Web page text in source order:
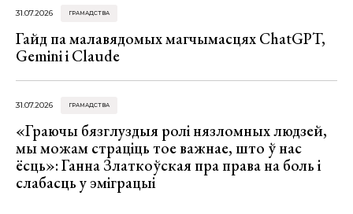
31.07.2026 ГРАМАДСТВА
Гайд па малавядомых магчымасцях ChatGPT,
Gemini і Claude
31.07.2026 ГРАМАДСТВА
«Граючы бязглуздыя ролі нязломных людзей,
мы можам страціць тое важнае, што ў нас
ёсць»: Ганна Златкоўская пра права на боль і
слабасць у эміграцыі